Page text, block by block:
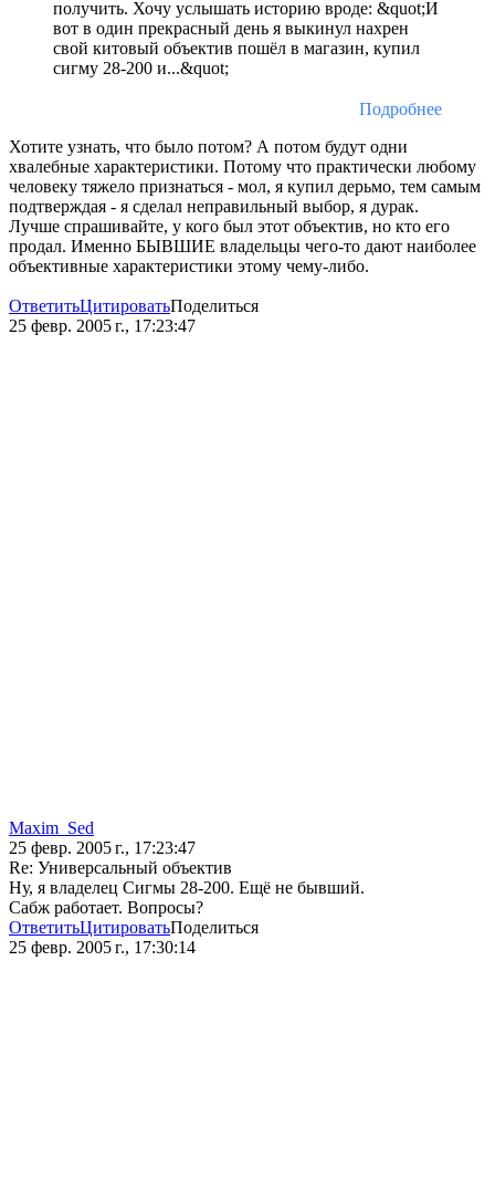
получить. Хочу услышать историю вроде: &quot;И
вот в один прекрасный день я выкинул нахрен
свой китовый объектив пошёл в магазин, купил
сигму 28-200 и...&quot;
Подробнее
Хотите узнать, что было потом? А потом будут одни
хвалебные характеристики. Потому что практически любому
человеку тяжело признаться - мол, я купил дерьмо, тем самым
подтверждая - я сделал неправильный выбор, я дурак.
Лучше спрашивайте, у кого был этот объектив, но кто его
продал. Именно БЫВШИЕ владельцы чего-то дают наиболее
объективные характеристики этому чему-либо.
ОтветитьЦитироватьПоделиться
25 февр. 2005 г., 17:23:47
Maxim_Sed
25 февр. 2005 г., 17:23:47
Re: Универсальный объектив
Ну, я владелец Сигмы 28-200. Ещё не бывший.
Сабж работает. Вопросы?
ОтветитьЦитироватьПоделиться
25 февр. 2005 г., 17:30:14